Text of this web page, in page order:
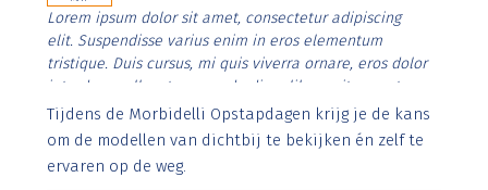
Lorem ipsum dolor sit amet, consectetur adipiscing
elit. Suspendisse varius enim in eros elementum
tristique. Duis cursus, mi quis viverra ornare, eros dolor
interdum nulla, ut commodo diam libero vitae erat.
Aenean faucibus nibh et justo cursus id rutrum lorem
imperdiet. Nunc ut sem vitae risus tristique posuere.
Tijdens de Morbidelli Opstapdagen krijg je de kans
om de modellen van dichtbij te bekijken én zelf te
ervaren op de weg.